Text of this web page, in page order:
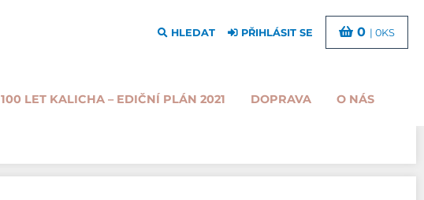
100 LET KALICHA – EDIČNÍ PLÁN 2021 DOPRAVA O NÁS
HLEDAT PŘIHLÁSIT SE 0 | 0KS